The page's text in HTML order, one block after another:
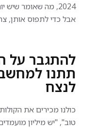
2024, מה שאומר
אבל כדי לתפוס אותן,
להתגבר על
תתנו
לנצח
כולנו מכירים את
טוב", "יש מיליון